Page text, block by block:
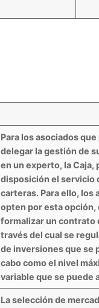
Para los asociados
delegar la gestión de
en un experto, la Caja,
disposición el servicio
carteras. Para ello, los
opten por esta opción,
formalizar un contrato
través del cual se
de inversiones que se
cabo como el nivel
variable que se puede
La selección de